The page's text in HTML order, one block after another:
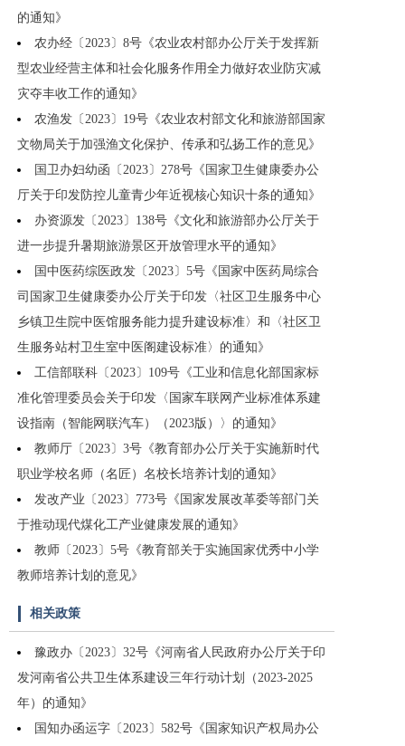
的通知》
农办经〔2023〕8号《农业农村部办公厅关于发挥新
型农业经营主体和社会化服务作用全力做好农业防灾减
灾夺丰收工作的通知》
农渔发〔2023〕19号《农业农村部文化和旅游部国家
文物局关于加强渔文化保护、传承和弘扬工作的意见》
国卫办妇幼函〔2023〕278号《国家卫生健康委办公
厅关于印发防控儿童青少年近视核心知识十条的通知》
办资源发〔2023〕138号《文化和旅游部办公厅关于
进一步提升暑期旅游景区开放管理水平的通知》
国中医药综医政发〔2023〕5号《国家中医药局综合
司国家卫生健康委办公厅关于印发〈社区卫生服务中心
乡镇卫生院中医馆服务能力提升建设标准〉和〈社区卫
生服务站村卫生室中医阁建设标准〉的通知》
工信部联科〔2023〕109号《工业和信息化部国家标
准化管理委员会关于印发〈国家车联网产业标准体系建
设指南（智能网联汽车）（2023版）〉的通知》
教师厅〔2023〕3号《教育部办公厅关于实施新时代
职业学校名师（名匠）名校长培养计划的通知》
发改产业〔2023〕773号《国家发展改革委等部门关
于推动现代煤化工产业健康发展的通知》
教师〔2023〕5号《教育部关于实施国家优秀中小学
教师培养计划的意见》
相关政策
豫政办〔2023〕32号《河南省人民政府办公厅关于印
发河南省公共卫生体系建设三年行动计划（2023-2025
年）的通知》
国知办函运字〔2023〕582号《国家知识产权局办公